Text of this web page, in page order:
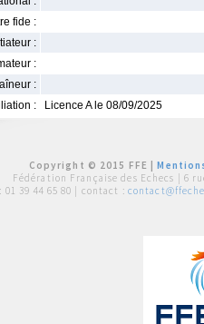
fide :
:
:
:
:
Licence A le 08/09/2025
Copyright © 2015 FFE |
Fédération Française des Echecs | 6
01 39 44 65 80 | contact :